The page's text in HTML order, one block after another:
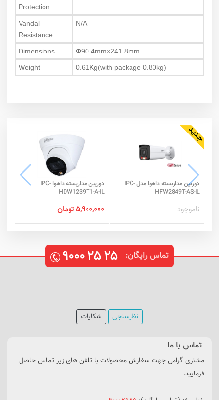
Protection
Vandal
Resistance
N/A
Dimensions Φ90.4mm×241.8mm
Weight 0.61Kg(with package 0.80kg)
دوربین مداربسته داهوا مدل IPC-
HFW2849T-AS-IL
ناموجود
دوربین مداربسته داهوا IPC-
HDW1239T1-A-IL
۵,۹۰۰,۰۰۰ تومان
تماس رایگان: ۹۰۰۰۲۵۲۵
نظرسنجی شکایات
تماس با ما
مشتری گرامی جهت سفارش محصولات با تلفن های زیر تماس حاصل
فرمایید: